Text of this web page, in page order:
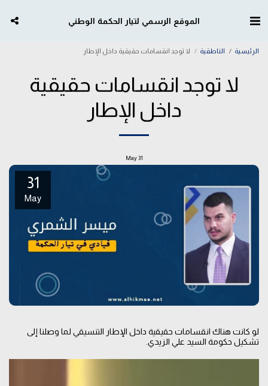
الموقع الرسمي لتيار الحكمة الوطني
الرئيسية الناطقية لا توجد انقسامات حقيقية داخل الإطار
لا توجد انقسامات حقيقية
داخل الإطار
31
May
31
May
لو كانت هناك انقسامات حقيقية داخل الإطار التنسيقي لما وصلنا إلى
تشكيل حكومة السيد علي الزيدي.